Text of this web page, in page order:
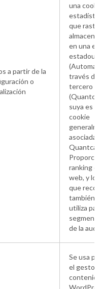
a partir de la
o
una
que
almacena
en una
través de
tercero
suya es
cookie
asociada a
ranking
web, y
que
también
utiliza
de la
Se usa
el gestor